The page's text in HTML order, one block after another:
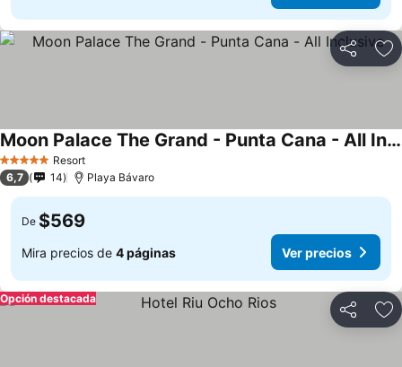
Compartir
5 Estrellas Resort
Moon Palace The Grand - Punta Cana - All Inclusive
6,7 14 Playa Bávaro
De $569
Mira precios de 4 páginas Ver precios
Compartir
Opción destacada